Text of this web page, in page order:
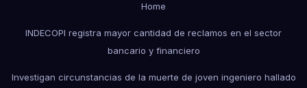
Home
INDECOPI registra mayor cantidad de reclamos en el sector
bancario y financiero
Investigan circunstancias de la muerte de joven ingeniero hallado